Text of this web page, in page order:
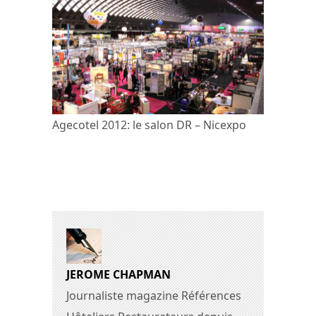
Agecotel 2012: le salon DR – Nicexpo
JEROME CHAPMAN
Journaliste magazine Références